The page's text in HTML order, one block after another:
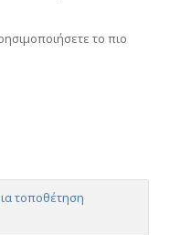
το πιο
τοποθέτηση